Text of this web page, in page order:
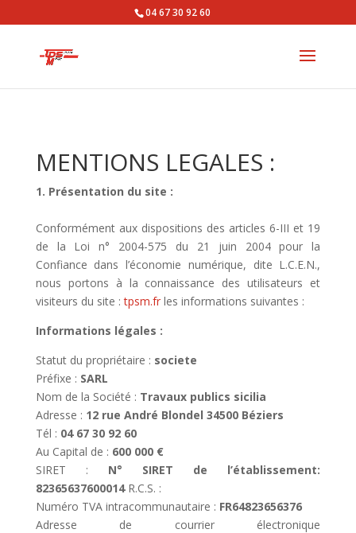
04 67 30 92 60
MENTIONS LEGALES :
1. Présentation du site :
Conformément aux dispositions des articles 6-III et 19
de la Loi n° 2004-575 du 21 juin 2004 pour la
Confiance dans l’économie numérique, dite L.C.E.N.,
nous portons à la connaissance des utilisateurs et
visiteurs du site : tpsm.fr les informations suivantes :
Informations légales :
Statut du propriétaire : societe
Préfixe : SARL
Nom de la Société : Travaux publics sicilia
Adresse : 12 rue André Blondel 34500 Béziers
Tél : 04 67 30 92 60
Au Capital de : 600 000 €
SIRET :
N° SIRET de l’établissement:
82365637600014 R.C.S. :
Numéro TVA intracommunautaire : FR64823656376
Adresse de courrier électronique